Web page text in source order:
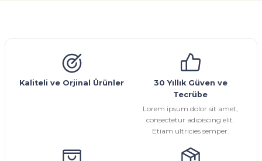
Ürün açıklamasında eksik bilgiler bulunuyor.
Ürün bilgilerinde hatalar bulunuyor.
Bu ürüne benzer farklı alternatifler olmalı.
Kaliteli ve Orjinal Ürünler
30 Yıllık Güven ve
Tecrübe
Lorem ipsum dolor sit amet,
consectetur adipiscing elit.
Etiam ultricies semper.